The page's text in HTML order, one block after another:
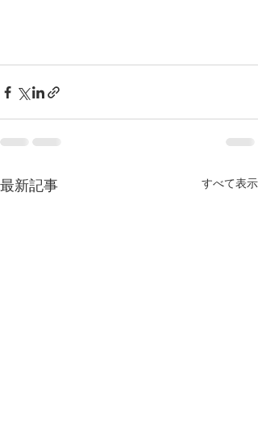
最新記事 すべて表示